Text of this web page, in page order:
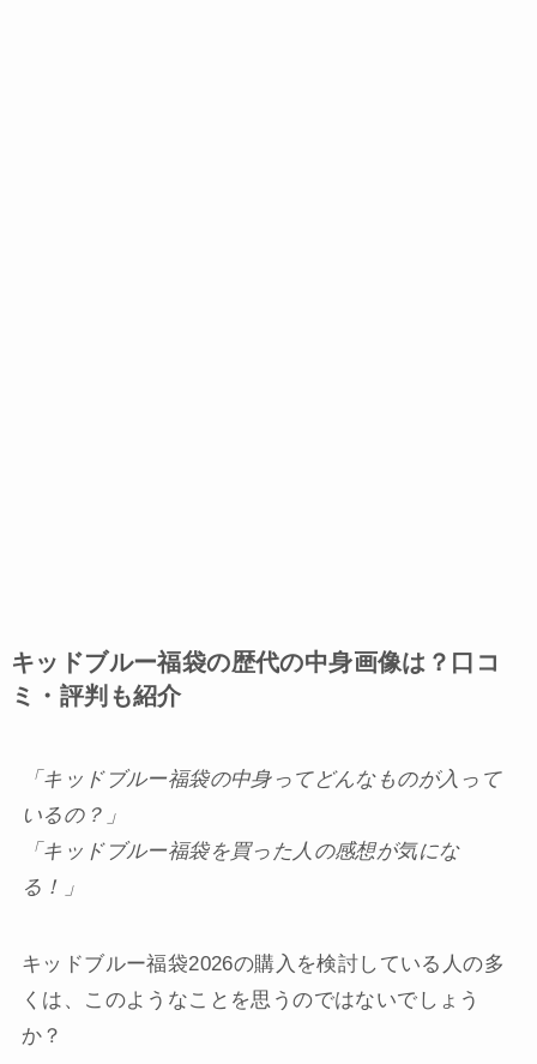
キッドブルー福袋の歴代の中身画像は？口コ
ミ・評判も紹介
「キッドブルー福袋の中身ってどんなものが入って
いるの？」
「キッドブルー福袋を買った人の感想が気にな
る！」
キッドブルー福袋2026の購入を検討している人の多
くは、このようなことを思うのではないでしょう
か？